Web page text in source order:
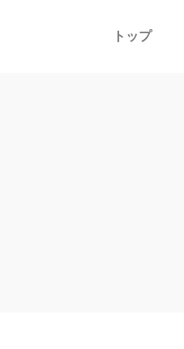
トップ